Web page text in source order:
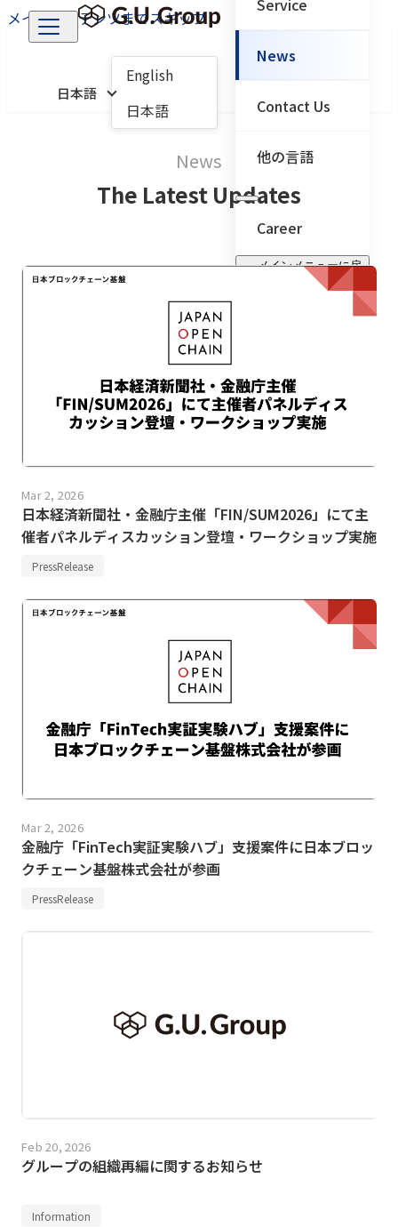
メインコンテンツまでスキップ
日本語
English
日本語
Service
News
Contact Us
他の言語
Career
← メインメニューに戻
News
The Latest Updates
Mar 2, 2026
日本経済新聞社・金融庁主催「FIN/SUM2026」にて主
催者パネルディスカッション登壇・ワークショップ実施
PressRelease
Mar 2, 2026
金融庁「FinTech実証実験ハブ」支援案件に日本ブロッ
クチェーン基盤株式会社が参画
PressRelease
Feb 20, 2026
グループの組織再編に関するお知らせ
Information